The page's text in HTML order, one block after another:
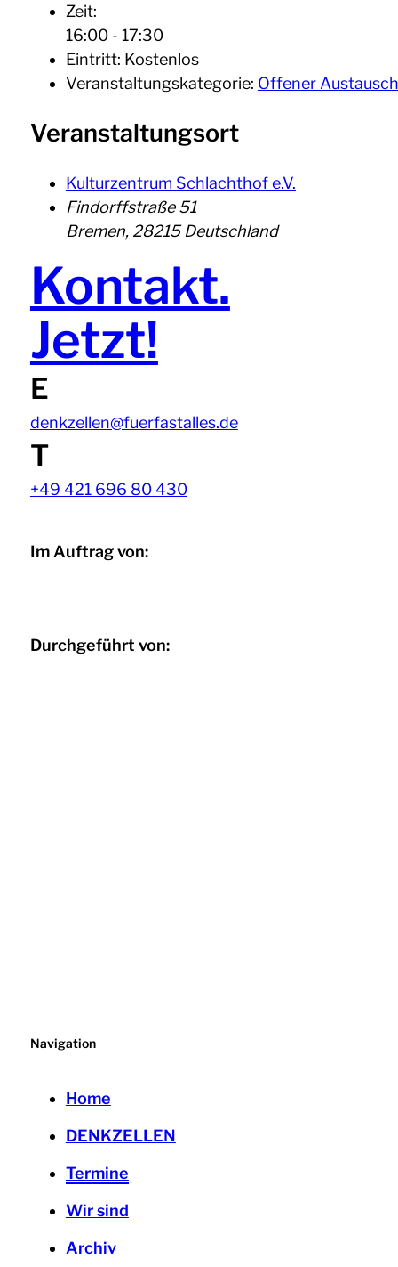
Zeit:
16:00 - 17:30
Eintritt: Kostenlos
Veranstaltungskategorie: Offener Austausch
Veranstaltungsort
Kulturzentrum Schlachthof e.V.
Findorffstraße 51
Bremen, 28215 Deutschland
Kontakt.
Jetzt!
E
denkzellen@fuerfastalles.de
T
+49 421 696 80 430
Im Auftrag von:
Durchgeführt von:
Navigation
Home
DENKZELLEN
Termine
Wir sind
Archiv